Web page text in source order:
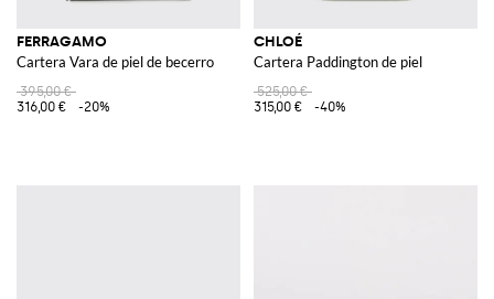
FERRAGAMO
Cartera Vara de piel de becerro
395,00 €
316,00 €
-20%
CHLOÉ
Cartera Paddington de piel
525,00 €
315,00 €
-40%